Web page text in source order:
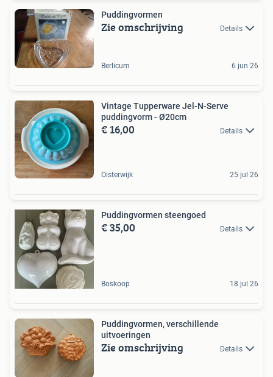
Puddingvormen
Zie omschrijving Details
Berlicum 6 jun 26
Vintage Tupperware Jel-N-Serve
puddingvorm - Ø20cm
€ 16,00 Details
Oisterwijk 25 jul 26
Puddingvormen steengoed
€ 35,00 Details
Boskoop 18 jul 26
Puddingvormen, verschillende
uitvoeringen
Zie omschrijving Details